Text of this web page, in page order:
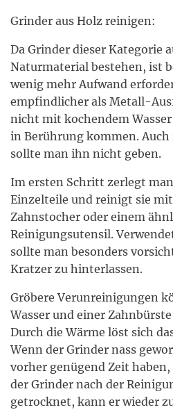
Grinder aus Holz reinigen:
Da Grinder dieser Kategorie
Naturmaterial bestehen, ist
wenig mehr Aufwand
empfindlicher als Metall-
nicht mit kochendem
in Berührung kommen.
sollte man ihn nicht geben.
Im ersten Schritt zerlegt
Einzelteile und reinigt sie
Zahnstocher oder einem
Reinigungsutensil.
sollte man besonders
Kratzer zu hinterlassen.
Gröbere Verunreinigungen
Wasser und einer
Durch die Wärme löst sich
Wenn der Grinder nass
vorher genügend Zeit
der Grinder nach der
getrocknet, kann er wieder